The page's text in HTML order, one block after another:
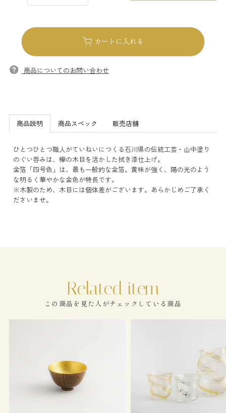
カートに入れる
商品についてのお問い合わせ
商品説明 商品スペック 販売店舗
ひとつひとつ職人がていねいにつくる石川県の伝統工芸・山中塗り
のぐい呑みは、欅の木目を活かした拭き漆仕上げ。
金箔「四号色」は、最も一般的な金箔。黄味が強く、陽の光のよう
な明るく華やかな金色が特長です。
※木製のため、木目には個体差がございます。あらかじめご了承く
ださいませ。
この商品を見た人がチェックしている商品